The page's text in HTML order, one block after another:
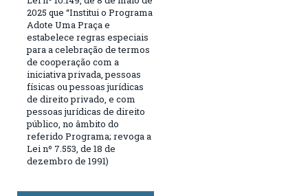
2025 que “Institui o Programa
Adote Uma Praça e
estabelece regras especiais
para a celebração de termos
de cooperação com a
iniciativa privada, pessoas
físicas ou pessoas jurídicas
de direito privado, e com
pessoas jurídicas de direito
público, no âmbito do
referido Programa; revoga a
Lei nº 7.553, de 18 de
dezembro de 1991)